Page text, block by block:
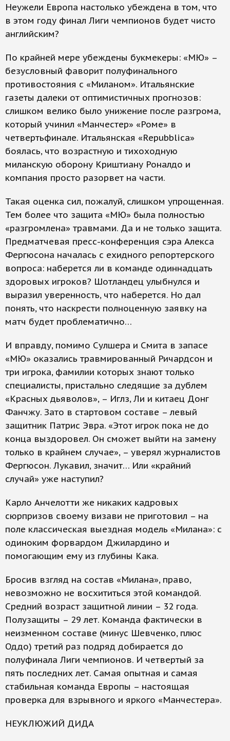
Неужели Европа настолько убеждена в том, что
в этом году финал Лиги чемпионов будет чисто
английским?
По крайней мере убеждены букмекеры: «МЮ» –
безусловный фаворит полуфинального
противостояния с «Миланом». Итальянские
газеты далеки от оптимистичных прогнозов:
слишком велико было унижение после разгрома,
который учинил «Манчестер» «Роме» в
четвертьфинале. Итальянская «Repubblica»
боялась, что возрастную и тихоходную
миланскую оборону Криштиану Роналдо и
компания просто разорвет на части.
Такая оценка сил, пожалуй, слишком упрощенная.
Тем более что защита «МЮ» была полностью
«разгромлена» травмами. Да и не только защита.
Предматчевая пресс-конференция сэра Алекса
Фергюсона началась с ехидного репортерского
вопроса: наберется ли в команде одиннадцать
здоровых игроков? Шотландец улыбнулся и
выразил уверенность, что наберется. Но дал
понять, что наскрести полноценную заявку на
матч будет проблематично…
И вправду, помимо Сулшера и Смита в запасе
«МЮ» оказались травмированный Ричардсон и
три игрока, фамилии которых знают только
специалисты, пристально следящие за дублем
«Красных дьяволов», – Иглз, Ли и китаец Донг
Фанчжу. Зато в стартовом составе – левый
защитник Патрис Эвра. «Этот игрок пока не до
конца выздоровел. Он сможет выйти на замену
только в крайнем случае», – уверял журналистов
Фергюсон. Лукавил, значит… Или «крайний
случай» уже наступил?
Карло Анчелотти же никаких кадровых
сюрпризов своему визави не приготовил – на
поле классическая выездная модель «Милана»: с
одиноким форвардом Джилардино и
помогающим ему из глубины Кака.
Бросив взгляд на состав «Милана», право,
невозможно не восхититься этой командой.
Средний возраст защитной линии – 32 года.
Полузащиты – 29 лет. Команда фактически в
неизменном составе (минус Шевченко, плюс
Оддо) третий раз подряд добирается до
полуфинала Лиги чемпионов. И четвертый за
пять последних лет. Самая опытная и самая
стабильная команда Европы – настоящая
проверка для взрывного и яркого «Манчестера».
НЕУКЛЮЖИЙ ДИДА